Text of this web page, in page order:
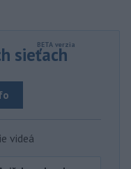
sieťach
videá